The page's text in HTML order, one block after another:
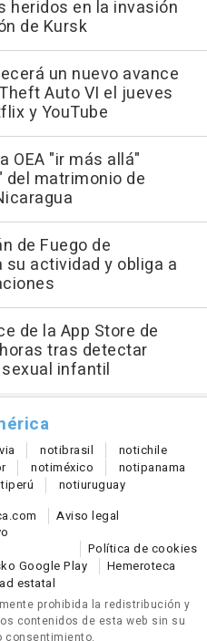
heridos en la invasión
de Kursk
un nuevo avance
Auto VI el jueves
y YouTube
OEA "ir más allá"
matrimonio de
de Fuego de
actividad y obliga a
de la App Store de
tras detectar
infantil
notibrasil notichile
notiméxico notipanama
perú notiuruguay
Aviso legal
Política de cookies
Google Play
Hemeroteca
estatal
prohibida la redistribución y
contenidos de esta web sin su
consentimiento.